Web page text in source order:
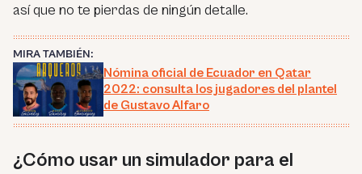
así que no te pierdas de ningún detalle.
MIRA TAMBIÉN:
Nómina oficial de Ecuador en Qatar
2022: consulta los jugadores del plantel
de Gustavo Alfaro
¿Cómo usar un simulador para el